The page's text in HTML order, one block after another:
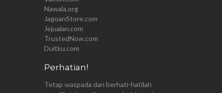
Nawala.org
JagoanStore.com
Jejualan.com
TrustedNow.com
Duitku.com
Perhatian!
Tetap waspada dan berhati-hatilah